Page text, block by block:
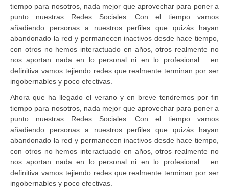
tiempo para nosotros, nada mejor que aprovechar para poner a
punto nuestras Redes Sociales. Con el tiempo vamos
añadiendo personas a nuestros perfiles que quizás hayan
abandonado la red y permanecen inactivos desde hace tiempo,
con otros no hemos interactuado en años, otros realmente no
nos aportan nada en lo personal ni en lo profesional… en
definitiva vamos tejiendo redes que realmente terminan por ser
ingobernables y poco efectivas.
Ahora que ha llegado el verano y en breve tendremos por fin
tiempo para nosotros, nada mejor que aprovechar para poner a
punto nuestras Redes Sociales. Con el tiempo vamos
añadiendo personas a nuestros perfiles que quizás hayan
abandonado la red y permanecen inactivos desde hace tiempo,
con otros no hemos interactuado en años, otros realmente no
nos aportan nada en lo personal ni en lo profesional… en
definitiva vamos tejiendo redes que realmente terminan por ser
ingobernables y poco efectivas.